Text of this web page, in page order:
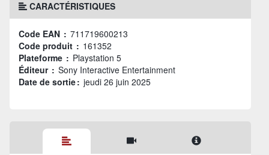
CARACTÉRISTIQUES
Code EAN : 711719600213
Code produit : 161352
Plateforme : Playstation 5
Éditeur : Sony Interactive Entertainment
Date de sortie : jeudi 26 juin 2025